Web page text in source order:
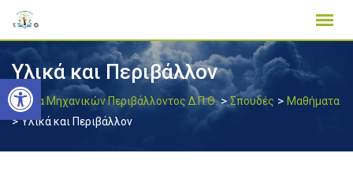
Ανοίξτε τη γραμμή εργαλείων
Skip
content
Υλικά και Περιβάλλον
Τμήμα Μηχανικών Περιβάλλοντος Δ.Π.Θ.>Σπουδές > Μαθήματα
>Υλικά και Περιβάλλον